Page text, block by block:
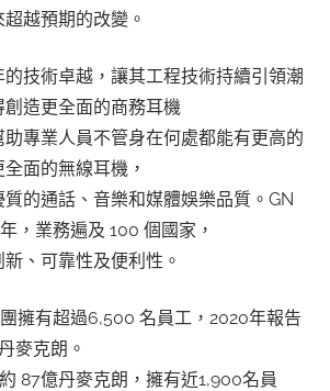
越預期的改變。
技術卓越，讓其工程技術持續引領潮
造更全面的商務耳機
專業人員不管身在何處都能有更高的
面的無線耳機，
的通話、音樂和媒體娛樂品質。GN
，業務遍及 100 個國家，
、可靠性及便利性。
擁有超過6,500 名員工，2020年報告
麥克朗。
87億丹麥克朗，擁有近1,900名員